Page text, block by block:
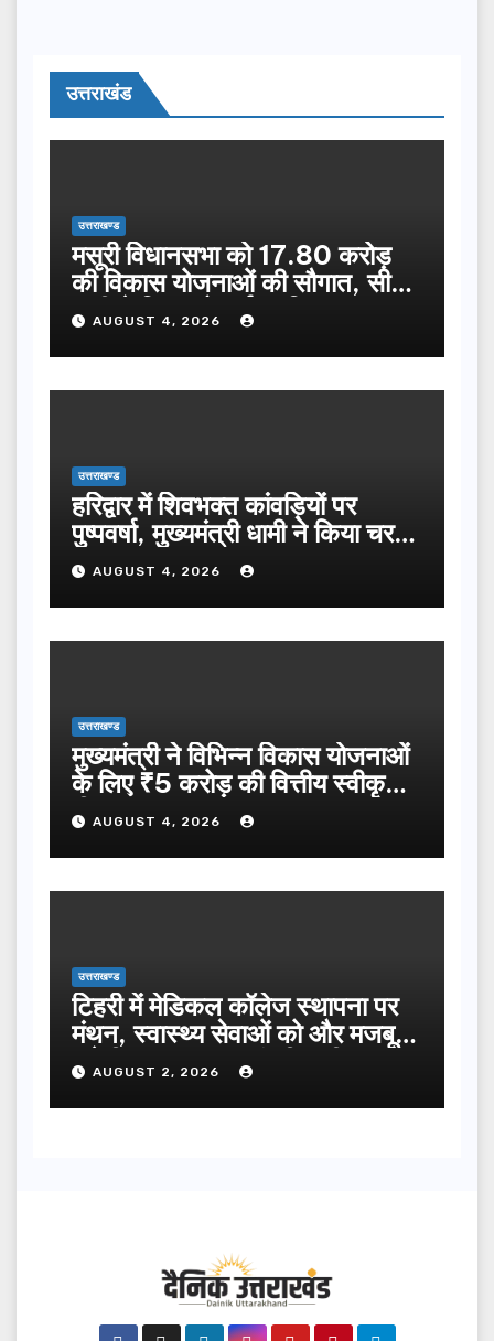
उत्तराखंड
उत्तराखण्ड
मसूरी विधानसभा को 17.80 करोड़
की विकास योजनाओं की सौगात, सीएम
धामी ने किया लोकार्पण-शिलान्यास.
AUGUST 4, 2026
उत्तराखण्ड
हरिद्वार में शिवभक्त कांवड़ियों पर
पुष्पवर्षा, मुख्यमंत्री धामी ने किया चरण
प्रक्षालन…
AUGUST 4, 2026
उत्तराखण्ड
मुख्यमंत्री ने विभिन्न विकास योजनाओं
के लिए ₹5 करोड़ की वित्तीय स्वीकृति
दी…AUGUST 4, 2026
उत्तराखण्ड
टिहरी में मेडिकल कॉलेज स्थापना पर
मंथन, स्वास्थ्य सेवाओं को और मजबूत
करेगी सरकार: मुख्यमंत्री धामी…
AUGUST 2, 2026